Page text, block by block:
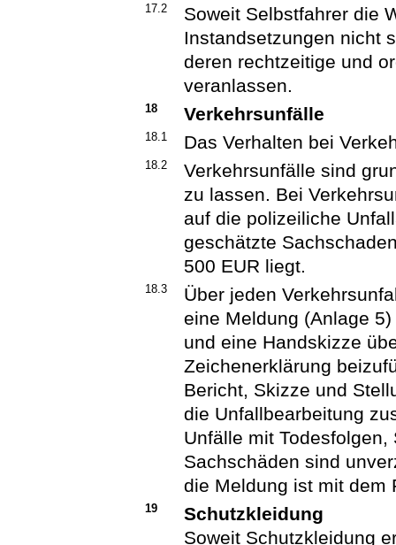
17.2
Soweit Selbstfahrer die
Instandsetzungen nicht
deren rechtzeitige und
veranlassen.
18 Verkehrsunfälle
18.1 Das Verhalten bei
18.2
Verkehrsunfälle sind
zu lassen. Bei
auf die polizeiliche
geschätzte
500 EUR liegt.
18.3
Über jeden
eine Meldung (Anlage
und eine Handskizze
Zeichenerklärung
Bericht, Skizze und
die Unfallbearbeitung
Unfälle mit
Sachschäden sind
die Meldung ist mit dem
19
Schutzkleidung
Soweit Schutzkleidung